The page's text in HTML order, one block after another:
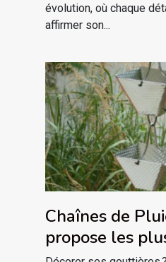
évolution, où chaque
affirmer son...
Chaînes de
propose les